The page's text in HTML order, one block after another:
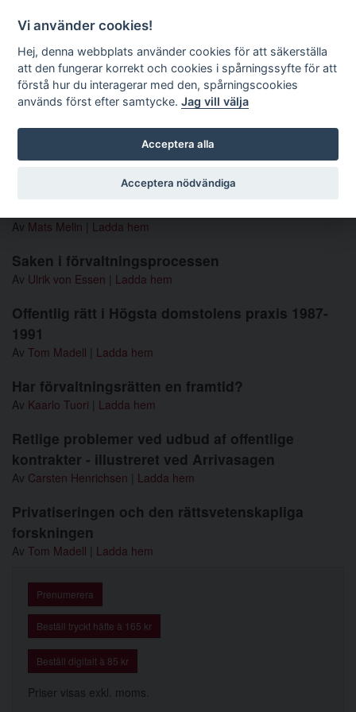
Förvaltningsrättslig tidskrift
Sök
Nummer 2003 4
Av Mats Melin Ladda hem
Saken i förvaltningsprocessen
Av Ulrik von Essen Ladda hem
Offentlig rätt i Högsta domstolens praxis 1987-
1991
Av Tom Madell Ladda hem
Har förvaltningsrätten en framtid?
Av Kaarlo Tuori Ladda hem
Retlige problemer ved udbud af offentlige
kontrakter - illustreret ved Arrivasagen
Av Carsten Henrichsen Ladda hem
Privatiseringen och den rättsvetenskapliga
forskningen
Av Tom Madell Ladda hem
Prenumerera
Beställ tryckt häfte à 165 kr
Beställ digitalt à 85 kr
Priser visas exkl. moms.
Vi använder cookies!
Hej, denna webbplats använder cookies för att säkerställa
att den fungerar korrekt och cookies i spårningssyfte för att
förstå hur du interagerar med den, spårningscookies
används först efter samtycke.Jag vill välja
Acceptera alla
Acceptera nödvändiga